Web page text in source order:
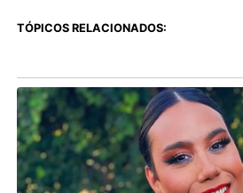
TÓPICOS RELACIONADOS: